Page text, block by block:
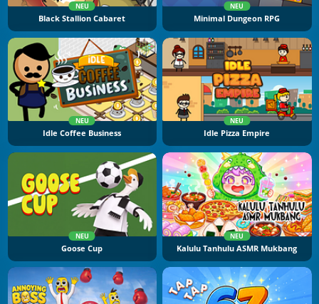
NEU
Black Stallion Cabaret
NEU
Minimal Dungeon RPG
NEU
Idle Coffee Business
NEU
Idle Pizza Empire
NEU
Goose Cup
NEU
Kalulu Tanhulu ASMR Mukbang